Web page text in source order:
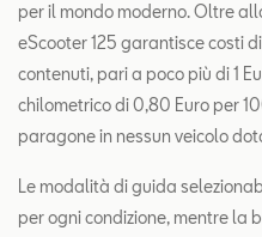
per il mondo moderno. Oltre
eScooter 125 garantisce costi
contenuti, pari a poco più di 1
chilometrico di 0,80 Euro per
paragone in nessun veicolo
Le modalità di guida
per ogni condizione, mentre